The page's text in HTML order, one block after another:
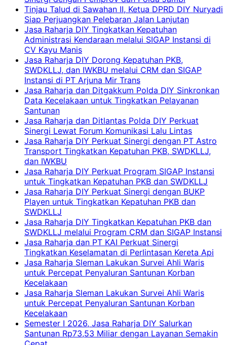
Tinjau Talud di Sawahan II, Ketua DPRD DIY Nuryadi
Siap Perjuangkan Pelebaran Jalan Lanjutan
Jasa Raharja DIY Tingkatkan Kepatuhan
Administrasi Kendaraan melalui SIGAP Instansi di
CV Kayu Manis
Jasa Raharja DIY Dorong Kepatuhan PKB,
SWDKLLJ, dan IWKBU melalui CRM dan SIGAP
Instansi di PT Arjuna Mir Trans
Jasa Raharja dan Ditgakkum Polda DIY Sinkronkan
Data Kecelakaan untuk Tingkatkan Pelayanan
Santunan
Jasa Raharja dan Ditlantas Polda DIY Perkuat
Sinergi Lewat Forum Komunikasi Lalu Lintas
Jasa Raharja DIY Perkuat Sinergi dengan PT Astro
Transport Tingkatkan Kepatuhan PKB, SWDKLLJ,
dan IWKBU
Jasa Raharja DIY Perkuat Program SIGAP Instansi
untuk Tingkatkan Kepatuhan PKB dan SWDKLLJ
Jasa Raharja DIY Perkuat Sinergi dengan BUKP
Playen untuk Tingkatkan Kepatuhan PKB dan
SWDKLLJ
Jasa Raharja DIY Tingkatkan Kepatuhan PKB dan
SWDKLLJ melalui Program CRM dan SIGAP Instansi
Jasa Raharja dan PT KAI Perkuat Sinergi
Tingkatkan Keselamatan di Perlintasan Kereta Api
Jasa Raharja Sleman Lakukan Survei Ahli Waris
untuk Percepat Penyaluran Santunan Korban
Kecelakaan
Jasa Raharja Sleman Lakukan Survei Ahli Waris
untuk Percepat Penyaluran Santunan Korban
Kecelakaan
Semester I 2026, Jasa Raharja DIY Salurkan
Santunan Rp73,53 Miliar dengan Layanan Semakin